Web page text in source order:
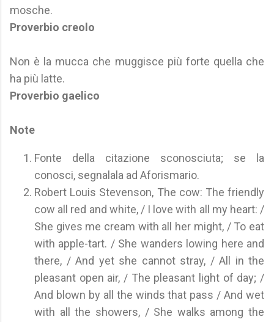
mosche.
Proverbio creolo
Non è la mucca che muggisce più forte quella che
ha più latte.
Proverbio gaelico
Note
Fonte della citazione sconosciuta; se la
conosci, segnalala ad Aforismario.
Robert Louis Stevenson, The cow: The friendly
cow all red and white, / I love with all my heart: /
She gives me cream with all her might, / To eat
with apple-tart. / She wanders lowing here and
there, / And yet she cannot stray, / All in the
pleasant open air, / The pleasant light of day; /
And blown by all the winds that pass / And wet
with all the showers, / She walks among the